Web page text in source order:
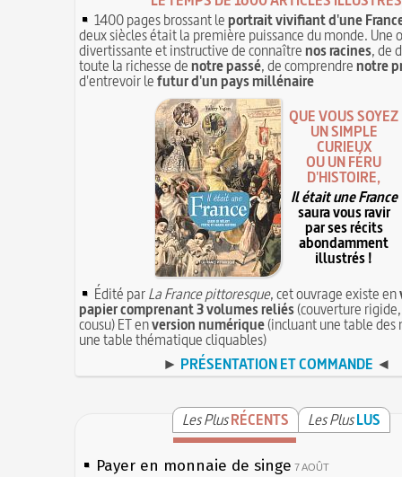
1400 pages brossant leportrait vivifiant d'une
deux siècles était la première puissance du monde. Une
divertissante et instructive de connaîtrenos racines, de
toute la richesse denotre passé, de comprendrenotre
d'entrevoir lefutur d'un pays millénaire
QUE VOUS SOYEZ
UN SIMPLE
CURIEUX
OU UN FÉRU
D'HISTOIRE,
Il était une France
saura vous ravir
par ses récits
abondamment
illustrés !
Édité parLa France pittoresque, cet ouvrage existe en
papier comprenant 3 volumes reliés(couverture
cousu) ET enversion numérique(incluant une table des
une table thématique cliquables)
► PRÉSENTATION ET COMMANDE ◄
Les PlusRÉCENTS Les PlusLUS
Payer en monnaie de singe 7 AOÛT